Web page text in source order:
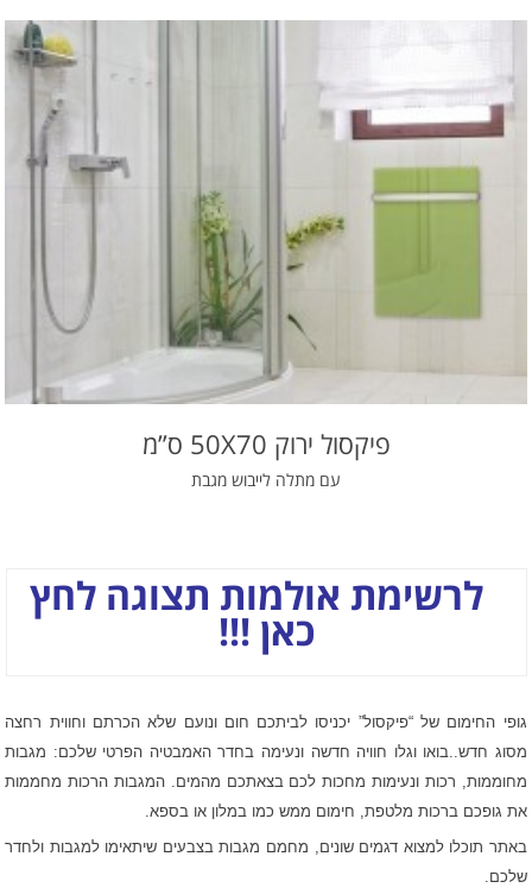
פיקסול ירוק 50X70 ס”מ
עם מתלה לייבוש מגבת
לרשימת אולמות תצוגה לחץ
כאן !!!
גופי החימום של “פיקסול” יכניסו לביתכם חום ונועם שלא הכרתם וחווית רחצה
מסוג חדש..בואו וגלו חוויה חדשה ונעימה בחדר האמבטיה הפרטי שלכם: מגבות
מחוממות, רכות ונעימות מחכות לכם בצאתכם מהמים. המגבות הרכות מחממות
את גופכם ברכות מלטפת, חימום ממש כמו במלון או בספא.
באתר תוכלו למצוא דגמים שונים, מחמם מגבות בצבעים שיתאימו למגבות ולחדר
שלכם.